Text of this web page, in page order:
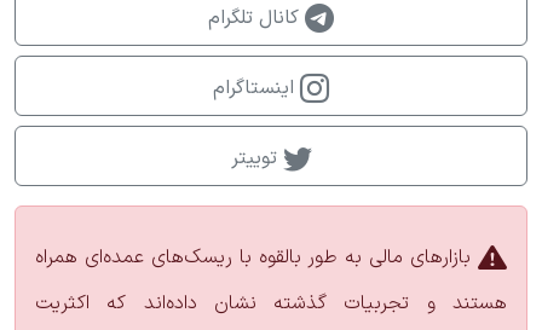
کانال تلگرام
اینستاگرام
توییتر
بازارهای مالی به طور بالقوه با ریسک‌های عمده‌ای همراه
هستند و تجربیات گذشته نشان داده‌اند که اکثریت